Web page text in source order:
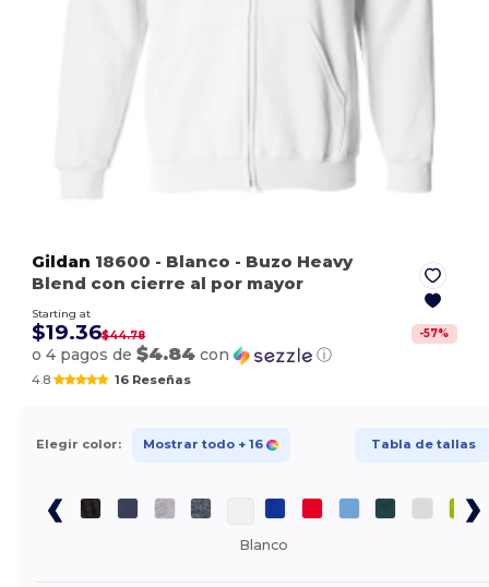
Gildan 18600 - Blanco - Buzo Heavy
Blend con cierre al por mayor
Starting at
$19.36$44.78 -57%
o 4 pagos de$4.84 con ⓘ
4.8 16 Reseñas
Elegir color: Mostrar todo + 16 Tabla de tallas
Blanco